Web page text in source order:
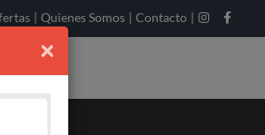
| Quienes Somos | Contacto |
×